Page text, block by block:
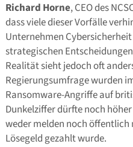
Richard Horne, CEO des
dass viele dieser Vorfälle
Unternehmen
strategischen
Realität sieht jedoch oft
Regierungsumfrage wurden
Ransomware-Angriffe auf
Dunkelziffer dürfte noch
weder melden noch öffentlich
Lösegeld gezahlt wurde.